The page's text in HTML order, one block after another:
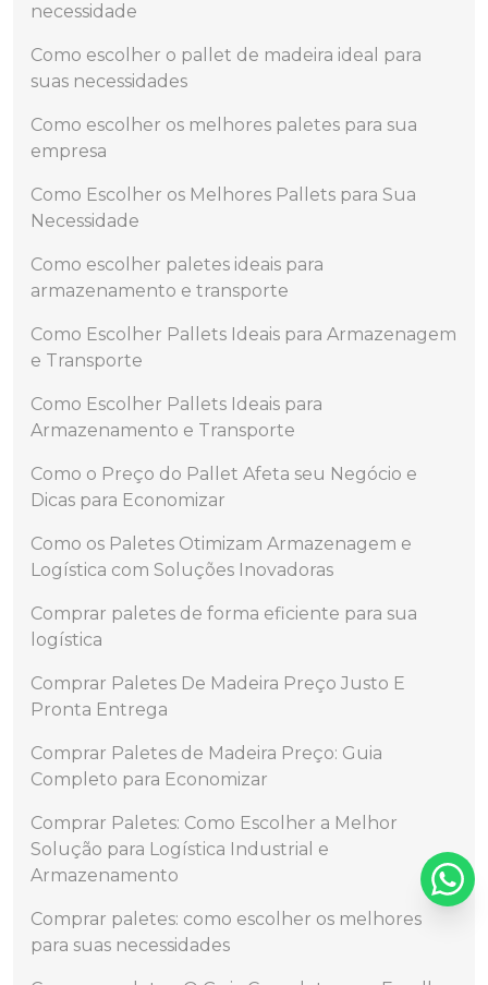
necessidade
Como escolher o pallet de madeira ideal para
suas necessidades
Como escolher os melhores paletes para sua
empresa
Como Escolher os Melhores Pallets para Sua
Necessidade
Como escolher paletes ideais para
armazenamento e transporte
Como Escolher Pallets Ideais para Armazenagem
e Transporte
Como Escolher Pallets Ideais para
Armazenamento e Transporte
Como o Preço do Pallet Afeta seu Negócio e
Dicas para Economizar
Como os Paletes Otimizam Armazenagem e
Logística com Soluções Inovadoras
Comprar paletes de forma eficiente para sua
logística
Comprar Paletes De Madeira Preço Justo E
Pronta Entrega
Comprar Paletes de Madeira Preço: Guia
Completo para Economizar
Comprar Paletes: Como Escolher a Melhor
Solução para Logística Industrial e
Armazenamento
Comprar paletes: como escolher os melhores
para suas necessidades